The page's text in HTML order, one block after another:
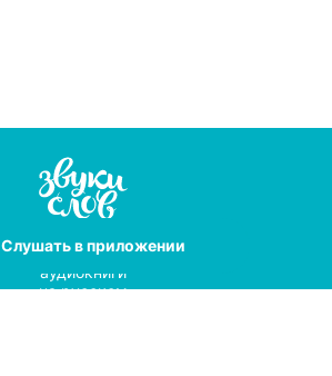
Слушатьв приложении
Лучшие
аудиокниги
на русском